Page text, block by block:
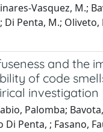
Vasquez, M.;
Di Penta, M.; Oliveto,
and the
of code
investigation
Palomba;
Di Penta, ; Fasano,